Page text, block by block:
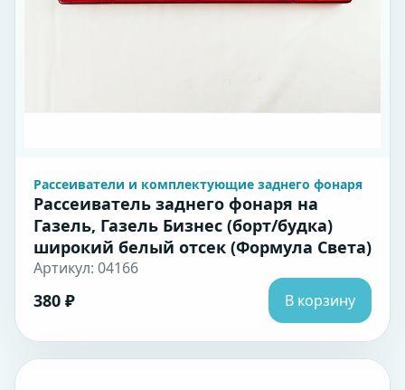
Рассеиватели и комплектующие заднего фонаря
Рассеиватель заднего фонаря на
Газель, Газель Бизнес (борт/будка)
широкий белый отсек (Формула Света)
Артикул: 04166
380 ₽ В корзину